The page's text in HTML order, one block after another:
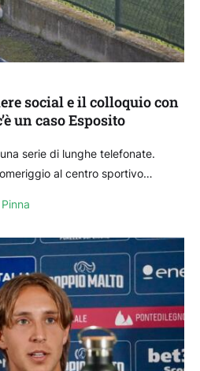
social e il colloquio con
un caso Esposito
serie di lunghe telefonate.
al centro sportivo